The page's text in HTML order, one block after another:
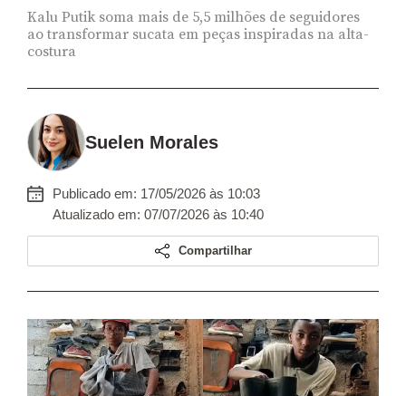
Kalu Putik soma mais de 5,5 milhões de seguidores
ao transformar sucata em peças inspiradas na alta-
costura
Suelen Morales
Publicado em: 17/05/2026 às 10:03
Atualizado em: 07/07/2026 às 10:40
Compartilhar